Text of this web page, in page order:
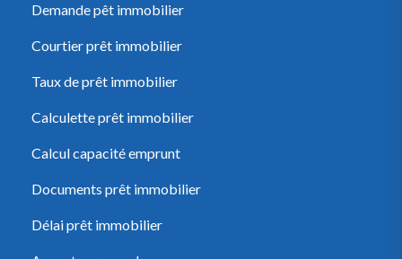
Demande pêt immobilier
Courtier prêt immobilier
Taux de prêt immobilier
Calculette prêt immobilier
Calcul capacité emprunt
Documents prêt immobilier
Délai prêt immobilier